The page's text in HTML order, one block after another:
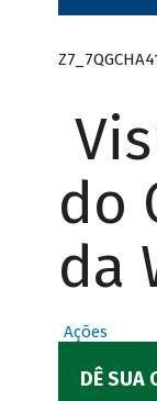
do
da
Ações
DÊ SUA